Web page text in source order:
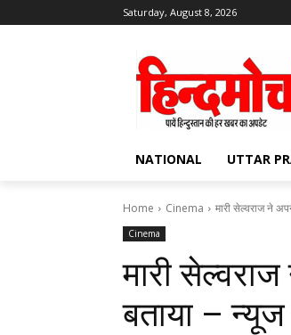
Saturday, August 8, 2026
NATIONAL UTTAR
Home Cinema मारी सेल्वराज ने
Cinema
मारी सेल्वराज
बताया –